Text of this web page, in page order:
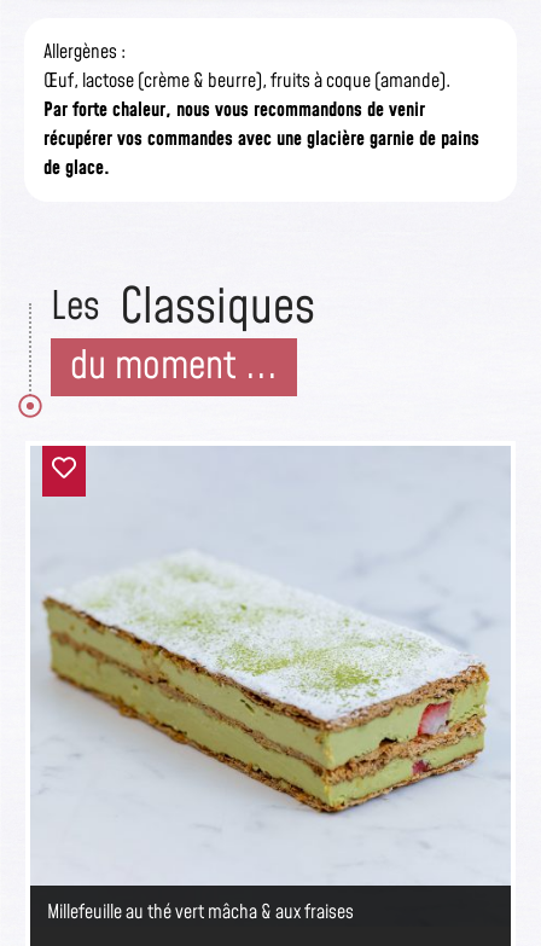
Allergènes :
Œuf, lactose (crème & beurre), fruits à coque (amande).
Par forte chaleur, nous vous recommandons de venir
récupérer vos commandes avec une glacière garnie de pains
de glace.
Les Classiques
du moment ...
Millefeuille au thé vert mâcha & aux fraises